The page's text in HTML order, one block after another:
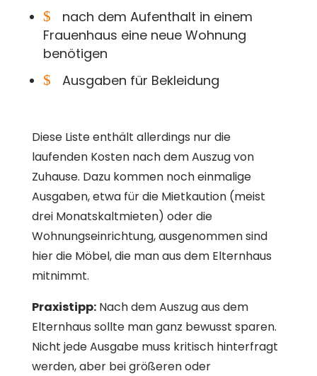
$
nach dem Aufenthalt in einem
Frauenhaus eine neue Wohnung
benötigen
$ Ausgaben für Bekleidung
Diese Liste enthält allerdings nur die
laufenden Kosten nach dem Auszug von
Zuhause. Dazu kommen noch einmalige
Ausgaben, etwa für die Mietkaution (meist
drei Monatskaltmieten) oder die
Wohnungseinrichtung, ausgenommen sind
hier die Möbel, die man aus dem Elternhaus
mitnimmt.
Praxistipp:Nach dem Auszug aus dem
Elternhaus sollte man ganz bewusst sparen.
Nicht jede Ausgabe muss kritisch hinterfragt
werden, aber bei größeren oder